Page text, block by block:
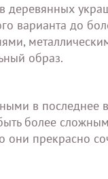
варианта до
образ.
в
более
они прекрасно